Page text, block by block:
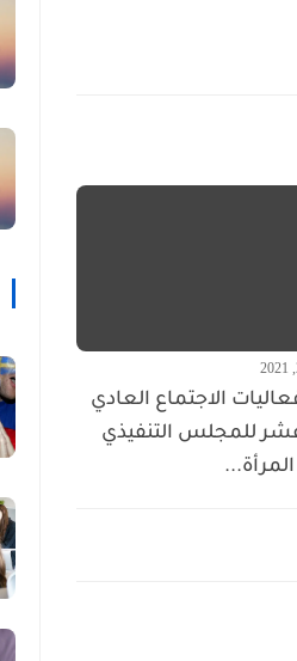
الاجتماع العادي
للمجلس التنفيذي